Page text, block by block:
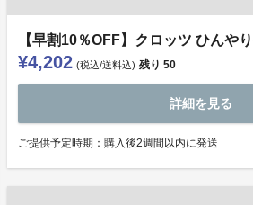
【早割10％OFF】クロッツ ひんや
¥4,202 (税込/送料込) 残り 50
詳細を見る
ご提供予定時期：購⼊後2週間以内に発送